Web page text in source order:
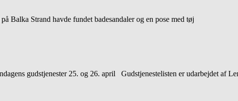
Balka Strand havde fundet badesandaler og en pose med tøj
gudstjenester 25. og 26. april Gudstjenestelisten er udarbejdet af